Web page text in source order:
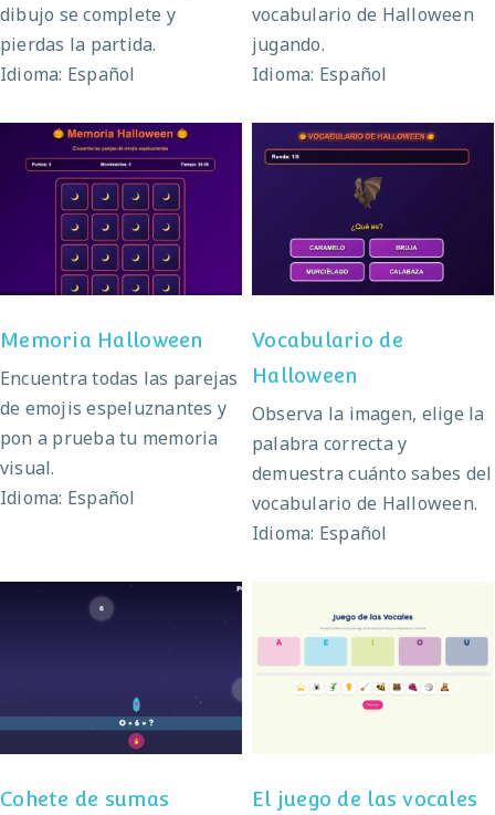
dibujo se complete y
pierdas la partida.
Idioma: Español
vocabulario de Halloween
jugando.
Idioma: Español
Memoria Halloween
Memoria Halloween
Encuentra todas las parejas
de emojis espeluznantes y
pon a prueba tu memoria
visual.
Idioma: Español
Vocabulario de
Halloween
Vocabulario de
Halloween
Observa la imagen, elige la
palabra correcta y
demuestra cuánto sabes del
vocabulario de Halloween.
Idioma: Español
Cohete de sumas
vocales
El juego de las vocales